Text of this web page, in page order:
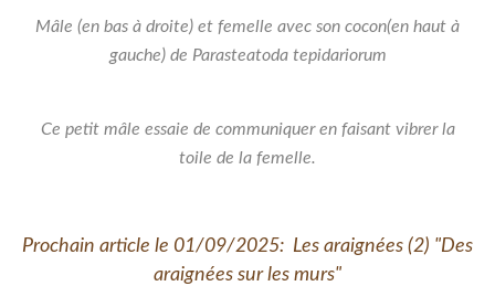
Mâle (en bas à droite) et femelle avec son cocon(en haut à
gauche) de Parasteatoda tepidariorum
Ce petit mâle essaie de communiquer en faisant vibrer la
toile de la femelle.
Prochain article le 01/09/2025: Les araignées (2) "Des
araignées sur les murs"